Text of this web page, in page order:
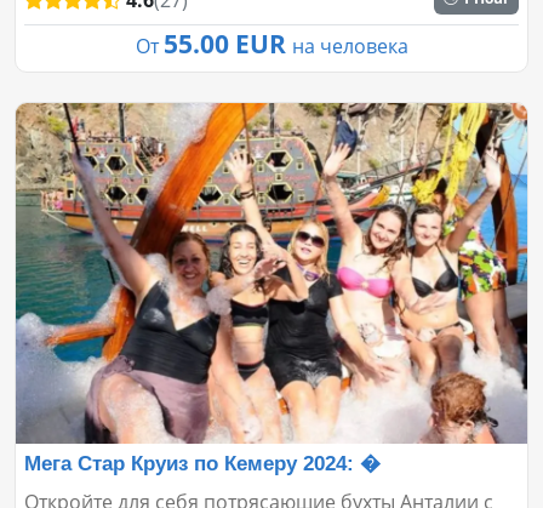
От 55.00 EUR на человека
Мега Стар Круиз по Кемеру 2024: �
Откройте для себя потрясающие бухты Анталии с